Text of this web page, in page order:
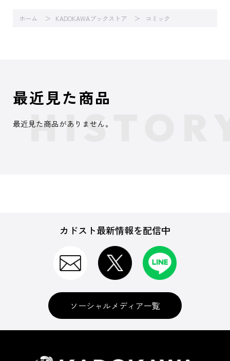
ホーム KADOKAWAブックストア コミック
最近見た商品
最近見た商品がありません。
カドスト最新情報を配信中
ソーシャルメディア一覧